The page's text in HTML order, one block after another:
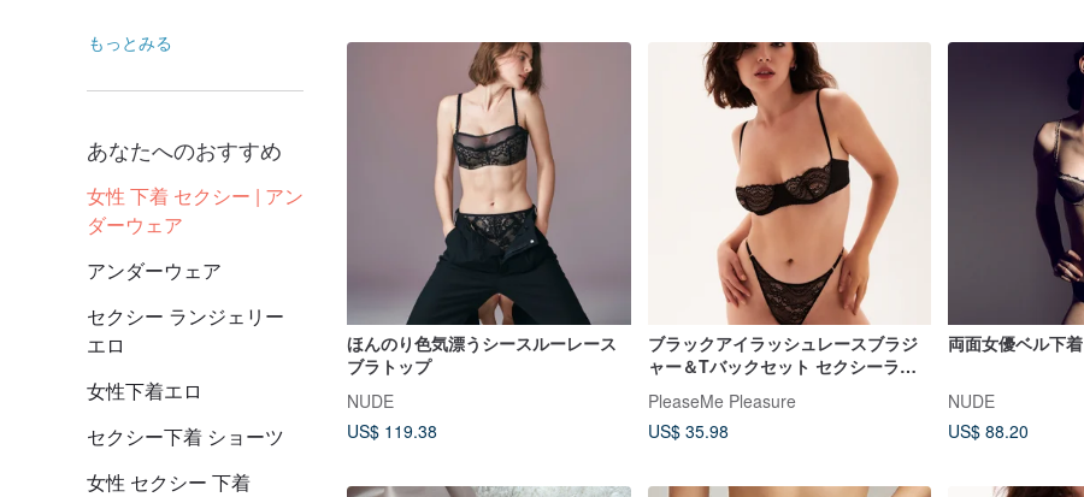
もっとみる
あなたへのおすすめ
女性 下着 セクシー | アン
ダーウェア
アンダーウェア
セクシー ランジェリー
エロ
女性下着エロ
セクシー下着 ショーツ
女性 セクシー 下着
ほんのり色気漂うシースルーレース
ブラトップ
NUDE
US$ 119.38
ブラックアイラッシュレースブラジ
ャー＆Tバックセット セクシーラン
ジェリー
PleaseMe Pleasure
US$ 35.98
両面女優ベル下着
NUDE
US$ 88.20